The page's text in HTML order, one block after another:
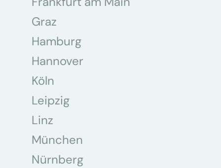
Graz
Hamburg
Hannover
Köln
Leipzig
Linz
München
Nürnberg